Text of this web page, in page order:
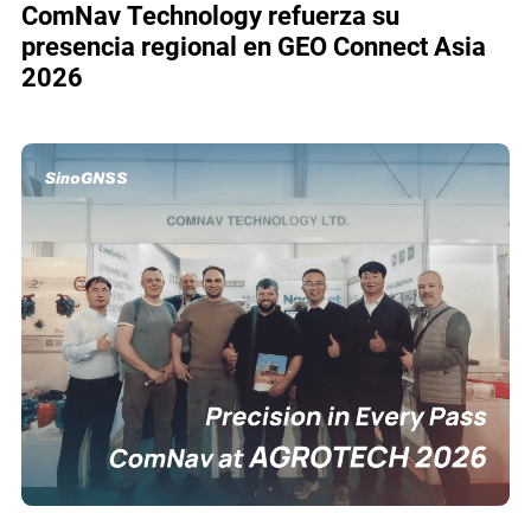
ComNav Technology refuerza su
presencia regional en GEO Connect Asia
2026